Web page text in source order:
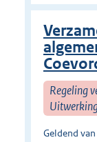
Regeling
Geldend